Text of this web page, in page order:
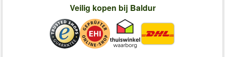
Veilig kopen bij Baldur